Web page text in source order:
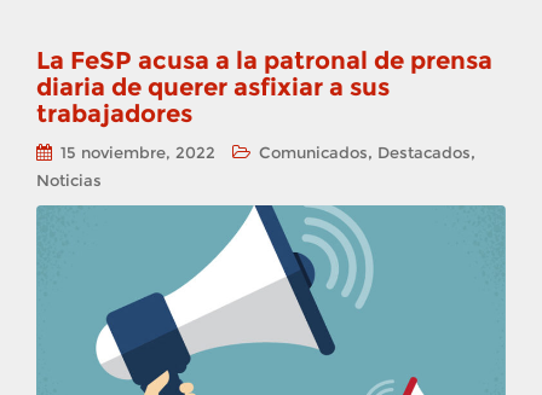
La FeSP acusa a la patronal de prensa
diaria de querer asfixiar a sus
trabajadores
15 noviembre, 2022 Comunicados, Destacados,
Noticias